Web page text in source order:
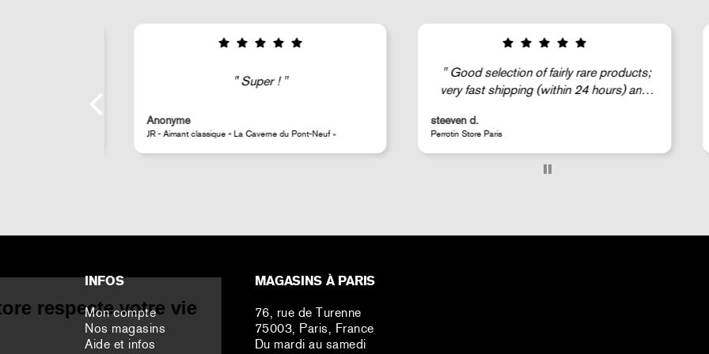
Super !
Anonyme
JR - Aimant classique « La Caverne du Pont-Neuf »
Good selection of fairly rare products;
very fast shipping (within 24 hours) and
steeven d.
Perrotin Store Paris
INFOS
Mon compte
Nos magasins
Aide et infos
MAGASINS À PARIS
76, rue de Turenne
75003, Paris, France
Du mardi au samedi
Perrotin Store respecte votre vie
privée